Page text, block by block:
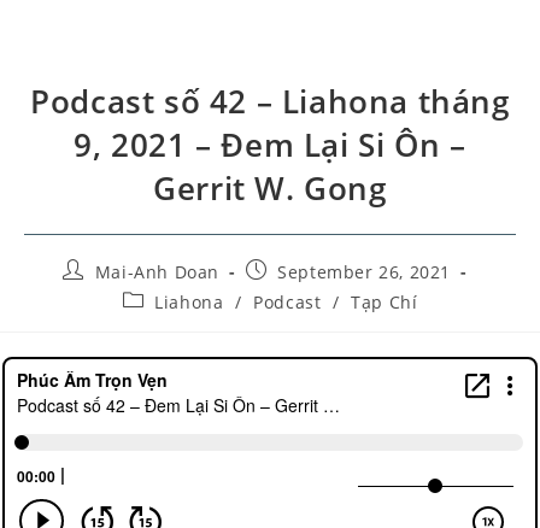
Podcast số 42 – Liahona tháng
9, 2021 – Đem Lại Si Ôn –
Gerrit W. Gong
Mai-Anh Doan
September 26, 2021
Liahona / Podcast / Tạp Chí